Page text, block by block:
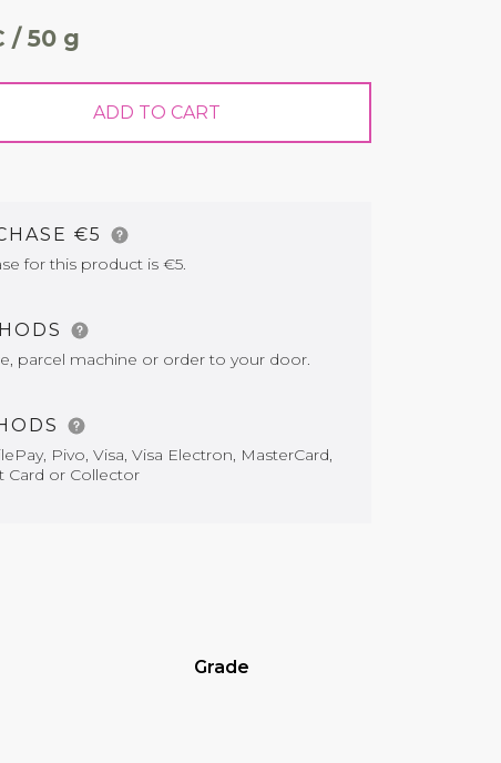
/ 50 g
ADD TO CART
€5
for this product is €5.
parcel machine or order to your door.
Pivo, Visa, Visa Electron, MasterCard,
Card or Collector
Grade